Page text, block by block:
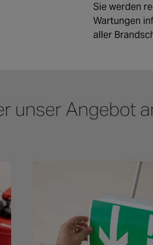
Sie werden
Wartungen
aller
unser Angebot